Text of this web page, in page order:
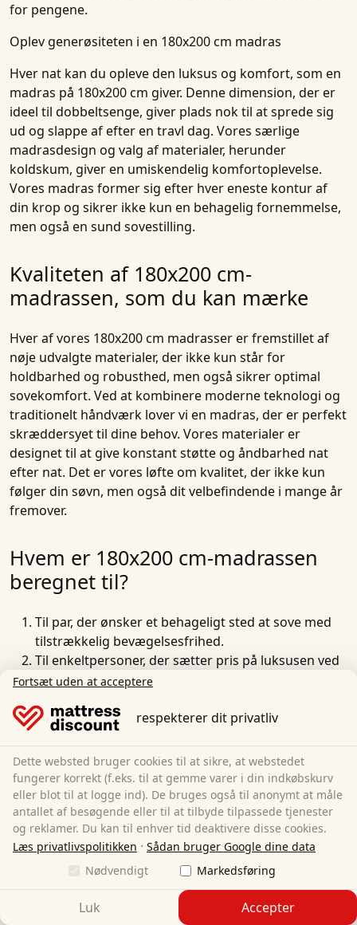
for pengene.
Oplev generøsiteten i en 180x200 cm madras
Hver nat kan du opleve den luksus og komfort, som en
madras på 180x200 cm giver. Denne dimension, der er
ideel til dobbeltsenge, giver plads nok til at sprede sig
ud og slappe af efter en travl dag. Vores særlige
madrasdesign og valg af materialer, herunder
koldskum, giver en umiskendelig komfortoplevelse.
Vores madras former sig efter hver eneste kontur af
din krop og sikrer ikke kun en behagelig fornemmelse,
men også en sund sovestilling.
Kvaliteten af 180x200 cm-
madrassen, som du kan mærke
Hver af vores 180x200 cm madrasserer fremstillet af
nøje udvalgte materialer, der ikke kun står for
holdbarhed og robusthed, men også sikrer optimal
sovekomfort. Ved at kombinere moderne teknologi og
traditionelt håndværk lover vi en madras, der er perfekt
skræddersyet til dine behov. Vores materialer er
designet til at give konstant støtte og åndbarhed nat
efter nat. Det er vores løfte om kvalitet, der ikke kun
følger din søvn, men også dit velbefindende i mange år
fremover.
Hvem er 180x200 cm-madrassen
beregnet til?
Til par, der ønsker et behageligt sted at sove med
tilstrækkelig bevægelsesfrihed.
Til enkeltpersoner, der sætter pris på luksusen ved
et rummeligt soveområde.
eller sove sammen med deresbarn.
Til personer af større statur, som har brug for
ekstra plads til at folde sig ud.
Til personer, der ofte skifter sovestilling og ikke vil
føle sig klemt.
Til folk, der har etkæledyr sovende i deres sengog
har brug for ekstra plads til det.
Til alle, der sætter pris på et behageligt, bredt
sovemiljø og ikke ønsker at blive presset helt ud til
kanten af madrassen.
Til gæstesenge i husholdninger eller
Fortsæt uden at acceptere
respekterer dit privatliv
Dette websted bruger cookies til at sikre, at webstedet
fungerer korrekt (f.eks. til at gemme varer i din indkøbskurv
eller blot til at logge ind). De bruges også til anonymt at måle
antallet af besøgende eller til at tilbyde tilpassede tjenester
og reklamer. Du kan til enhver tid deaktivere disse cookies.
Læs privatlivspolitikken · Sådan bruger Google dine data
Nødvendigt
Markedsføring
Luk Accepter